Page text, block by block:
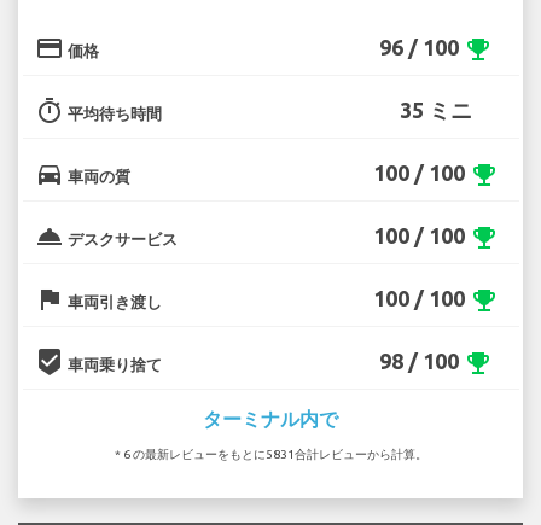
credit_card 価格 96 / 100 emoji_events
timer 平均待ち時間 35 ミニ
directions_car 車両の質 100 / 100 emoji_events
room_service デスクサービス 100 / 100 emoji_events
flag 車両引き渡し 100 / 100 emoji_events
beenhere 車両乗り捨て 98 / 100 emoji_events
ターミナル内で
* 6 の最新レビューをもとに5831合計レビューから計算。